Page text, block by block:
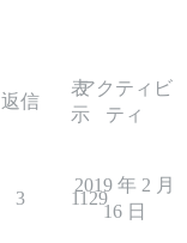
返信
表
示
アクティビ
ティ
3 1129
2019 年 2 月
16 日